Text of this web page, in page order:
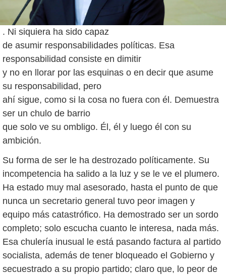
. Ni siquiera ha sido capaz
de asumir responsabilidades políticas. Esa
responsabilidad consiste en dimitir
y no en llorar por las esquinas o en decir que asume
su responsabilidad, pero
ahí sigue, como si la cosa no fuera con él. Demuestra
ser un chulo de barrio
que solo ve su ombligo. Él, él y luego él con su
ambición.
Su forma de ser le ha destrozado políticamente. Su
incompetencia ha salido a la luz y se le ve el plumero.
Ha estado muy mal asesorado, hasta el punto de que
nunca un secretario general tuvo peor imagen y
equipo más catastrófico. Ha demostrado ser un sordo
completo; solo escucha cuanto le interesa, nada más.
Esa chulería inusual le está pasando factura al partido
socialista, además de tener bloqueado el Gobierno y
secuestrado a su propio partido; claro que, lo peor de